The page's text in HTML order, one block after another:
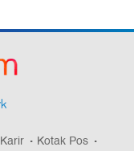
Karir
Kotak Pos